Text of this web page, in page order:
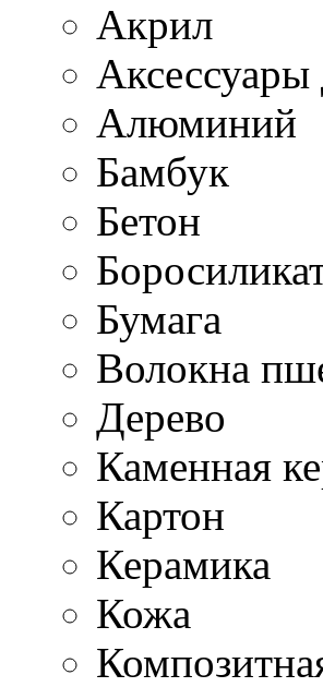
Акрил
Алюминий
Бамбук
Бетон
Бумага
Волокна
Дерево
Каменная
Картон
Керамика
Кожа